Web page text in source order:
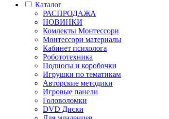
Каталог
РАСПРОДАЖА
НОВИНКИ
Комлекты Монтессори
Монтессори материалы
Кабинет психолога
Робототехника
Подносы и коробочки
Игрушки по тематикам
Авторские методики
Игровые панели
Головоломки
DVD Диски